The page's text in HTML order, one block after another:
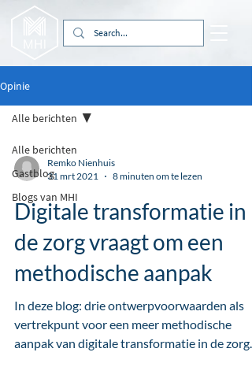
Opinie
Alle berichten
Gastblog
Blogs van MHI
Alle berichten
Remko Nienhuis
31 mrt 2021
8 minuten om te lezen
Digitale transformatie in
de zorg vraagt om een
methodische aanpak
In deze blog: drie ontwerpvoorwaarden als
vertrekpunt voor een meer methodische
aanpak van digitale transformatie in de zorg.